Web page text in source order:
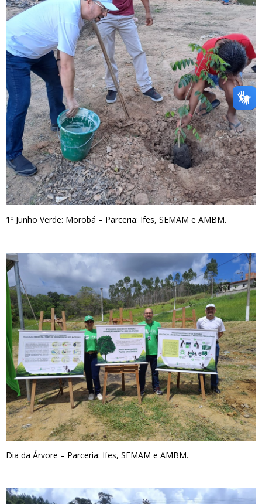
1º Junho Verde: Morobá – Parceria: Ifes, SEMAM e AMBM.
Dia da Árvore – Parceria: Ifes, SEMAM e AMBM.